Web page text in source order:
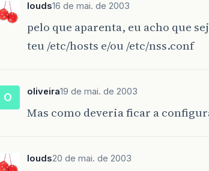
louds16 de mai. de 2003
pelo que aparenta, eu acho que
teu /etc/hosts e/ou /etc/nss.conf
O oliveira19 de mai. de 2003
Mas como deveria ficar a
louds20 de mai. de 2003